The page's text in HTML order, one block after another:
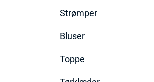
Strømper
Bluser
Toppe